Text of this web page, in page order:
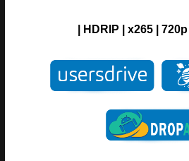
| H DRIP | x265 | 720p